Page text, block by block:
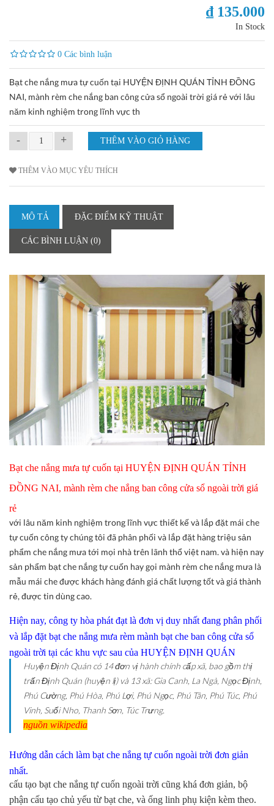
₫ 135.000
In Stock
0 Các bình luận
Bạt che nắng mưa tự cuốn tại HUYỆN ĐỊNH QUÁN TỈNH ĐỒNG
NAI, mành rèm che nắng ban công cửa sổ ngoài trời giá rẻ với lâu
năm kinh nghiệm trong lĩnh vực th
- +
THÊM VÀO MỤC YÊU THÍCH
MÔ TẢ ĐẶC ĐIỂM KỸ THUẬT
CÁC BÌNH LUẬN (0)
Bạt che nắng mưa tự cuốn tại HUYỆN ĐỊNH QUÁN TỈNH
ĐỒNG NAI, mành rèm che nắng ban công cửa sổ ngoài trời giá
rẻ
với lâu năm kinh nghiệm trong lĩnh vực thiết kế và lắp đặt mái che
tự cuốn công ty chúng tôi đã phân phối và lắp đặt hàng triệu sản
phẩm che nắng mưa tới mọi nhà trên lãnh thổ việt nam. và hiện nay
sản phẩm bạt che nắng tự cuốn hay gọi mành rèm che nắng mưa là
mẫu mái che được khách hàng đánh giá chất lượng tốt và giá thành
rẻ, được tin dùng cao.
Hiện nay, công ty hòa phát đạt là đơn vị duy nhất đang phân phối
và lắp đặt bạt che nắng mưa rèm mành bạt che ban công cửa sổ
ngoài trời tại các khu vực sau của HUYỆN ĐỊNH QUÁN
Huyện Định Quán có 14 đơn vị hành chính cấp xã, bao gồm thị
trấn Định Quán (huyện lị) và 13 xã: Gia Canh, La Ngà, Ngọc Định,
Phú Cường, Phú Hòa, Phú Lợi, Phú Ngọc, Phú Tân, Phú Túc, Phú
Vinh, Suối Nho, Thanh Sơn, Túc Trưng.
nguồn wikipedia
Hướng dẫn cách làm bạt che nắng tự cuốn ngoài trời đơn giản
nhất.
cấu tạo bạt che nắng tự cuốn ngoài trời cũng khá đơn giản, bộ
phận cấu tạo chủ yếu từ bạt che, và ống linh phụ kiện kèm theo.